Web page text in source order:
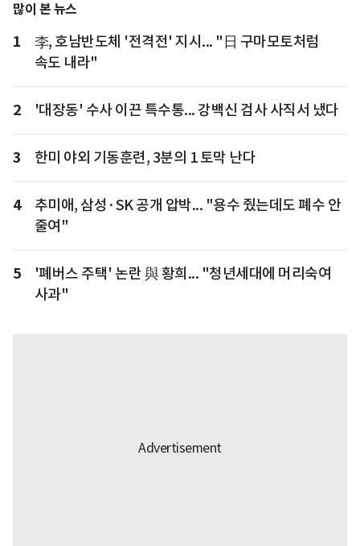
많이 본 뉴스
1
李, 호남반도체 '전격전' 지시... "日 구마모토처럼
속도 내라"
2 '대장동' 수사 이끈 특수통... 강백신 검사 사직서 냈다
3 한미 야외 기동훈련, 3분의 1 토막 난다
4
추미애, 삼성·SK 공개 압박... "용수 줬는데도 폐수 안
줄여"
5
'폐버스 주택' 논란 與 황희... "청년세대에 머리숙여
사과"